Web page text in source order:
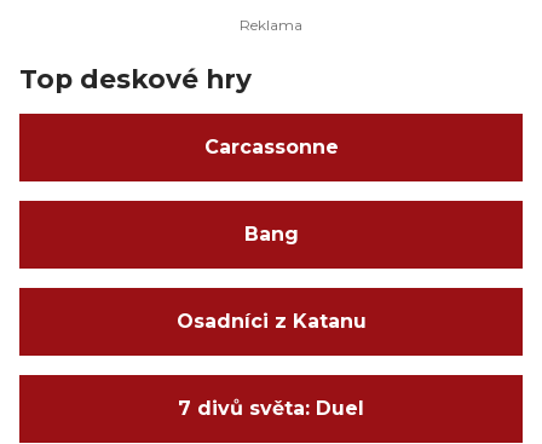
Top deskové hry
Carcassonne
Bang
Osadníci z Katanu
7 divů světa: Duel